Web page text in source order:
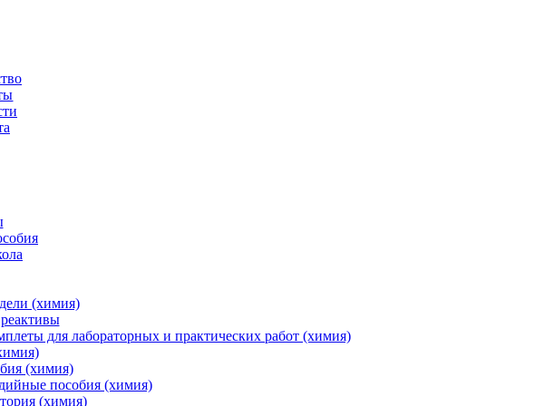
(химия)
для лабораторных и практических работ (химия)
(химия)
пособия (химия)
(химия)